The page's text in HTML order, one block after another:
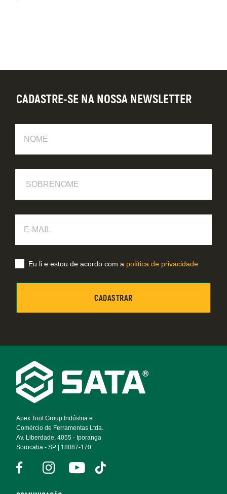
Footer
Navigation
Apex Tool Group Indústria e
Comércio de Ferramentas Ltda.
Av. Liberdade, 4055 - Iporanga
Sorocaba - SP | 18087-170
CADASTRE-SE NA NOSSA NEWSLETTER
Mail
Eu li e estou de acordo com a política de privacidade